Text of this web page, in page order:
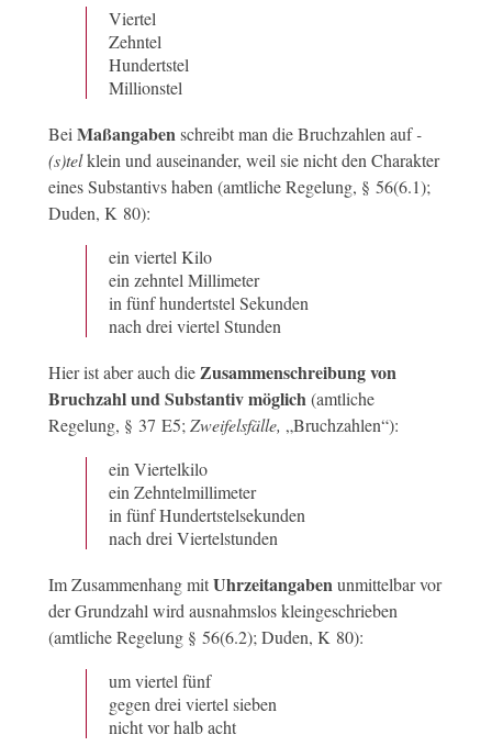
Viertel
Zehntel
Hundertstel
Millionstel
Bei Maßangaben schreibt man die Bruchzahlen auf-
(s)telklein und auseinander, weil sie nicht den Charakter
eines Substantivs haben (amtliche Regelung, § 56(6.1);
Duden, K 80):
ein viertel Kilo
ein zehntel Millimeter
in fünf hundertstel Sekunden
nach drei viertel Stunden
Hier ist aber auch dieZusammenschreibung von
Bruchzahl und Substantiv möglich (amtliche
Regelung, § 37 E5; Zweifelsfälle, „Bruchzahlen“):
ein Viertelkilo
ein Zehntelmillimeter
in fünf Hundertstelsekunden
nach drei Viertelstunden
Im Zusammenhang mitUhrzeitangaben unmittelbar vor
der Grundzahl wird ausnahmslos kleingeschrieben
(amtliche Regelung § 56(6.2); Duden, K 80):
um viertel fünf
gegen drei viertel sieben
nicht vor halb acht